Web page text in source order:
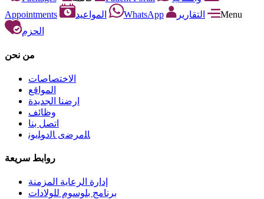
Appointments
المواعيد WhatsApp التقارير
Menu
الحزم
من نحن
الاختصاصات
المواقع
ارضنا الجديدة
وظائف
اتصل بنا
ﺎﻠﻣﺮﺿﻯ ﺎﻟﺩﻮﻠﻳﻮﻧ
روابط سريعة
إدارة الرعاية المزمنة
برنامج بلوسوم للولادات